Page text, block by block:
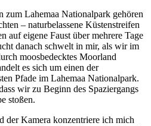
zum Lahemaa Nationalpark gehören
– naturbelassene Küstenstreifen
auf eigene Faust über mehrere Tage
danach schwelt in mir, als wir im
moosbedecktes Moorland
es sich um einen der
Pfade im Lahemaa Nationalpark.
wir zu Beginn des Spaziergangs
stoßen.
der Kamera konzentriere ich mich